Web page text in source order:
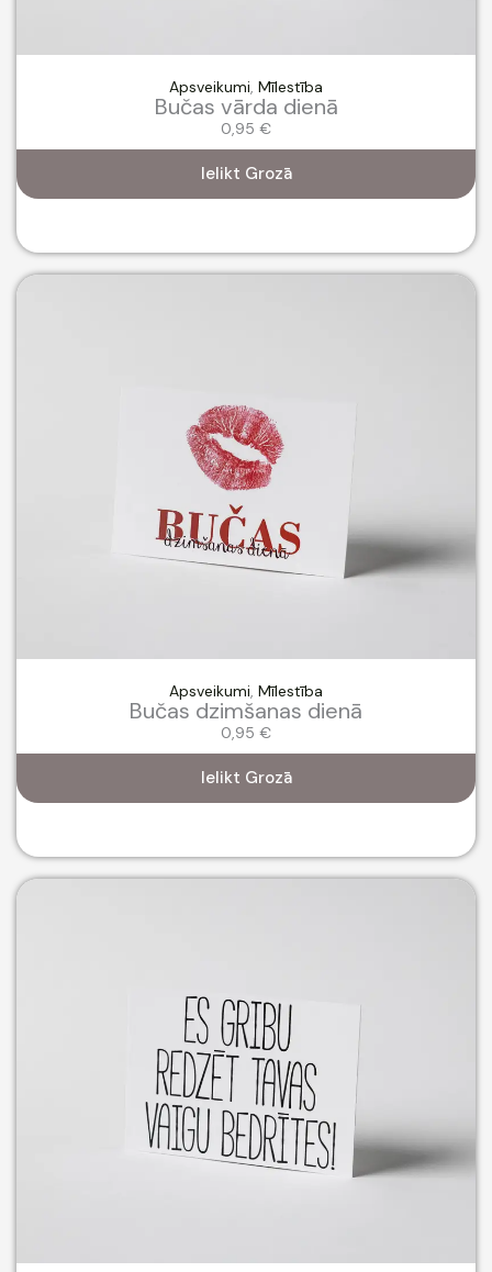
Apsveikumi, Mīlestība
Bučas vārda dienā
0,95 €
Ielikt Grozā
Apsveikumi, Mīlestība
Bučas dzimšanas dienā
0,95 €
Ielikt Grozā